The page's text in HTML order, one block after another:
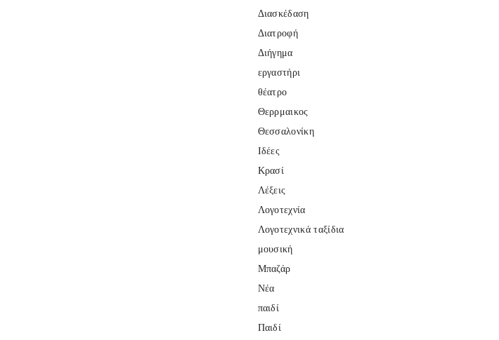
Διασκέδαση
Διατροφή
Διήγημα
εργαστήρι
θέατρο
Θερρμαικος
Θεσσαλονίκη
Ιδέες
Κρασί
Λέξεις
Λογοτεχνία
Λογοτεχνικά ταξίδια
μουσική
Μπαζάρ
Νέα
παιδί
Παιδί